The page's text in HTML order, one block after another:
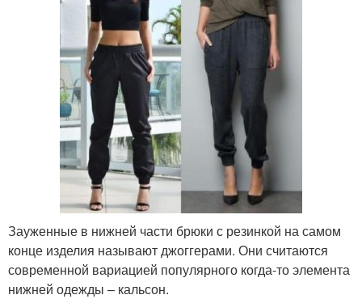
Зауженные в нижней части брюки с резинкой на самом
конце изделия называют джоггерами. Они считаются
современной вариацией популярного когда-то элемента
нижней одежды – кальсон.